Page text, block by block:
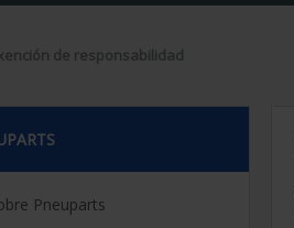
de responsabilidad
Pneuparts